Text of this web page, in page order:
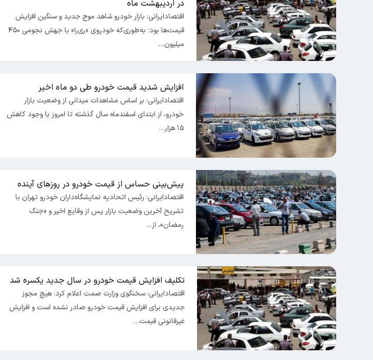
در اردیبهشت ماه
اقتصادایرانی: بازار خودرو شاهد موج جدید و سنگین افزایش
قیمت‌ها بود؛ به‌طوری‌که خودروی «ری‌را» با جهش نجومی ۴۵۰
میلیون…
افزایش شدید قیمت خودرو طی دو ماه اخیر
اقتصادایرانی: بر اساس مشاهدات میدانی از وضعیت بازار
خودرو، از ابتدای اسفندماه سال گذشته تا امروز با وجود کاهش
۱۵ هزار…
پیش‌بینی حساس از قیمت خودرو در روزهای آینده
اقتصادایرانی: رئیس اتحادیه نمایشگاه‌داران خودرو تهران با
تشریح آخرین وضعیت بازار پس از وقایع اخیر و «جنگ
رمضان»، از…
تکلیف افزایش قیمت خودرو در سال جدید یکسره شد
اقتصادایرانی: سخنگوی وزارت صمت اعلام کرد: هیچ مجوز
جدیدی برای افزایش قیمت خودرو صادر نشده است و افزایش
غیرقانونی قیمت…